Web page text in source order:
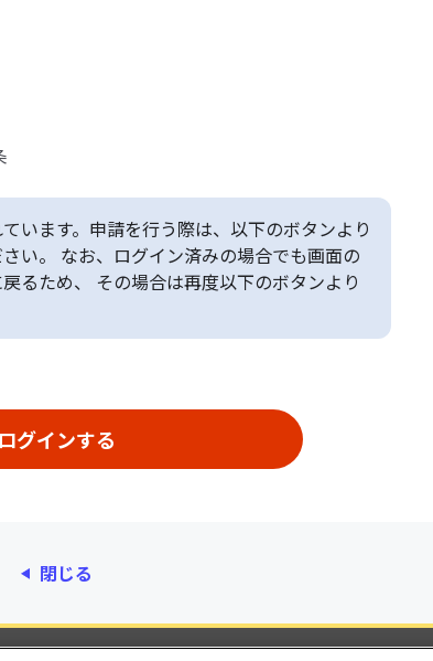
います。申請を行う際は、以下のボタンより
い。 なお、ログイン済みの場合でも画面の
るため、 その場合は再度以下のボタンより
閉じる
情報保護 利用規約 アクセシビリティ